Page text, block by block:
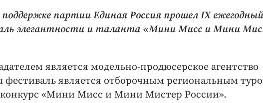
партии Единая Россия прошел IX ежегодный
элегантности и таланта «Мини Мисс и Мини
является модельно-продюсерское агентство
фестиваль является отборочным региональным
конкурс «Мини Мисс и Мини Мистер России».